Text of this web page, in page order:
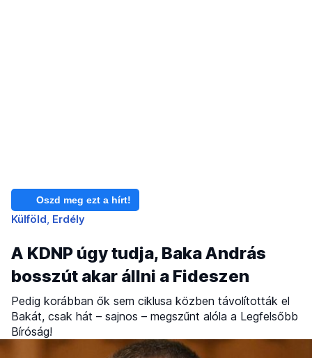
Oszd meg ezt a hírt!
Külföld Erdély
A KDNP úgy tudja, Baka András
bosszút akar állni a Fideszen
Pedig korábban ők sem ciklusa közben távolították el
Bakát, csak hát – sajnos – megszűnt alóla a Legfelsőbb
Bíróság!